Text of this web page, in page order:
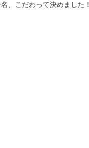
、こだわって決めました！